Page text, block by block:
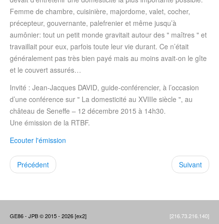
Femme de chambre, cuisinière, majordome, valet, cocher,
précepteur, gouvernante, palefrenier et même jusqu’à
aumônier: tout un petit monde gravitait autour des " maîtres " et
travaillait pour eux, parfois toute leur vie durant. Ce n’était
généralement pas très bien payé mais au moins avait-on le gîte
et le couvert assurés…
Invité : Jean-Jacques DAVID, guide-conférencier, à l’occasion
d’une conférence sur " La domesticité au XVIIIe siècle ", au
château de Seneffe – 12 décembre 2015 à 14h30.
Une émission de la RTBF.
Ecouter l'émission
Précédent Suivant
GE86 - JPB © 2015 - 2026 [ex2] [216.73.216.140]